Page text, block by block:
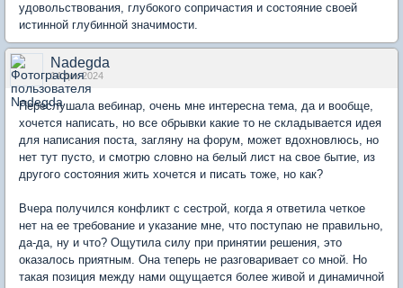
удовольствования, глубокого сопричастия и состояние своей
истинной глубинной значимости.
Nadegda
14 дек 2024
Переслушала вебинар, очень мне интересна тема, да и вообще,
хочется написать, но все обрывки какие то не складывается идея
для написания поста, загляну на форум, может вдохновлюсь, но
нет тут пусто, и смотрю словно на белый лист на свое бытие, из
другого состояния жить хочется и писать тоже, но как?
Вчера получился конфликт с сестрой, когда я ответила четкое
нет на ее требование и указание мне, что поступаю не правильно,
да-да, ну и что? Ощутила силу при принятии решения, это
оказалось приятным. Она теперь не разговаривает со мной. Но
такая позиция между нами ощущается более живой и динамичной